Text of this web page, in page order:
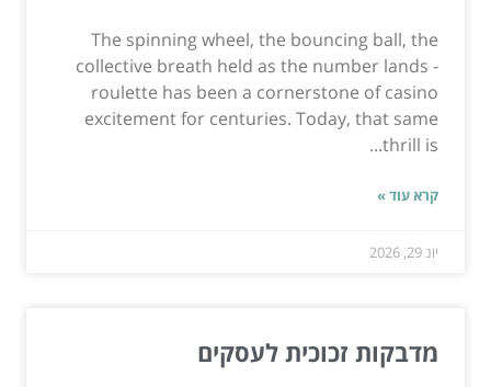
The spinning wheel, the bouncing ball, the
collective breath held as the number lands -
roulette has been a cornerstone of casino
excitement for centuries. Today, that same
thrill is...
קרא עוד »
יונ 29, 2026
מדבקות זכוכית לעסקים